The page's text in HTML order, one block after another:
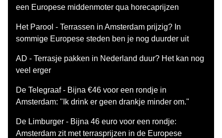
een Europese middenmoter qua horecaprijzen
Het Parool - Terrassen in Amsterdam prijzig? In
sommige Europese steden ben je nog duurder uit
AD - Terrasje pakken in Nederland duur? Het kan nog
veel erger
De Telegraaf - Bijna €46 voor een rondje in
Amsterdam: "Ik drink er geen drankje minder om."
De Limburger - Bijna 46 euro voor een rondje:
Amsterdam zit met terrasprijzen in de Europese